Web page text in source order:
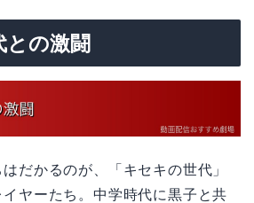
との激闘
だかるのが、「キセキの世代」
ヤーたち。中学時代に黒子と共